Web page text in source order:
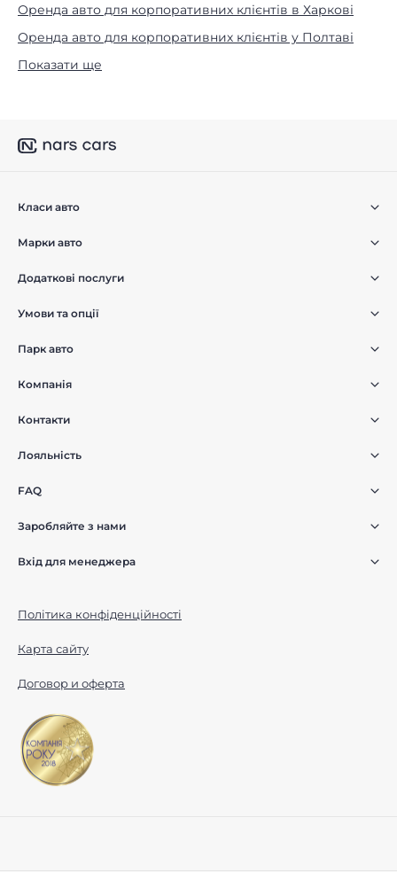
Оренда авто для корпоративних клієнтів в Харкові
Оренда авто для корпоративних клієнтів у Полтаві
Показати ще
Класи авто
Марки авто
Додаткові послуги
Умови та опції
Парк авто
Компанія
Контакти
Лояльність
FAQ
Заробляйте з нами
Вхід для менеджера
Політика конфіденційності
Карта сайту
Договор и оферта